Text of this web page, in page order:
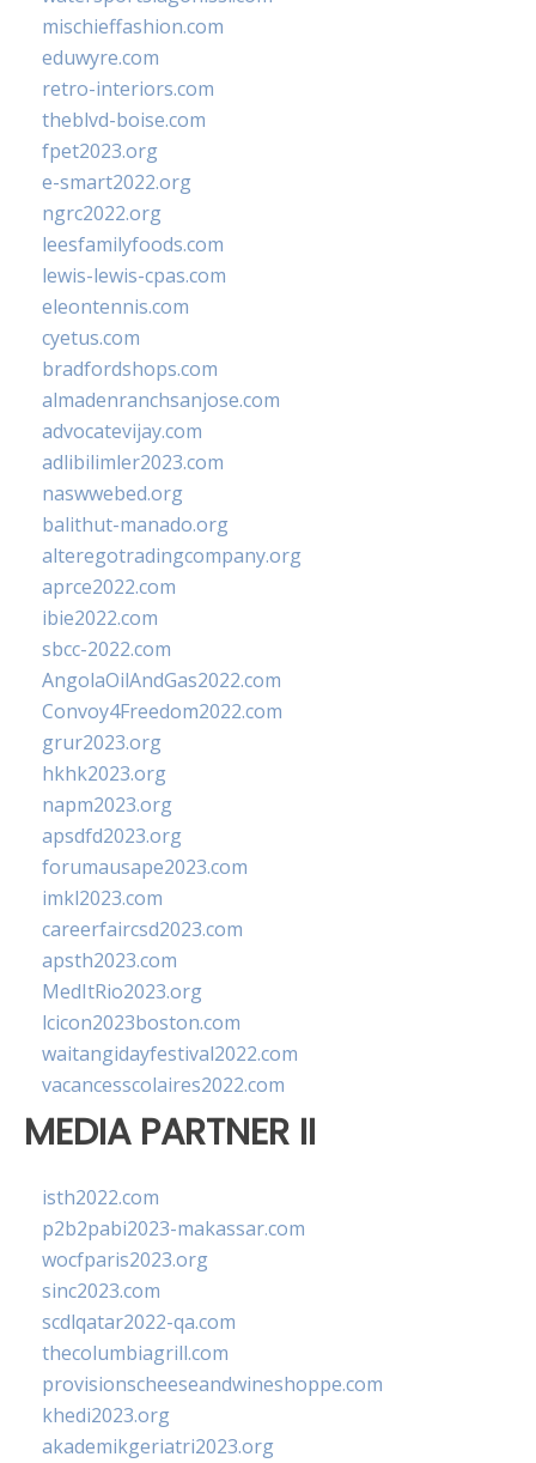
mischieffashion.com
eduwyre.com
retro-interiors.com
theblvd-boise.com
fpet2023.org
e-smart2022.org
ngrc2022.org
leesfamilyfoods.com
lewis-lewis-cpas.com
eleontennis.com
cyetus.com
bradfordshops.com
almadenranchsanjose.com
advocatevijay.com
adlibilimler2023.com
naswwebed.org
balithut-manado.org
alteregotradingcompany.org
aprce2022.com
ibie2022.com
sbcc-2022.com
AngolaOilAndGas2022.com
Convoy4Freedom2022.com
grur2023.org
hkhk2023.org
napm2023.org
apsdfd2023.org
forumausape2023.com
imkl2023.com
careerfaircsd2023.com
apsth2023.com
MedItRio2023.org
lcicon2023boston.com
waitangidayfestival2022.com
vacancesscolaires2022.com
MEDIA PARTNER II
isth2022.com
p2b2pabi2023-makassar.com
wocfparis2023.org
sinc2023.com
scdlqatar2022-qa.com
thecolumbiagrill.com
provisionscheeseandwineshoppe.com
khedi2023.org
akademikgeriatri2023.org